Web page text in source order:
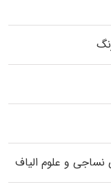
و علوم الیاف